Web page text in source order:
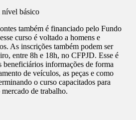
básico
também é financiado pelo Fundo
curso é voltado a homens e
As inscrições também podem ser
entre 8h e 18h, no CFPJD. Esse é
beneficiários informações de forma
de veículos, as peças e como
o curso capacitados para
de trabalho.